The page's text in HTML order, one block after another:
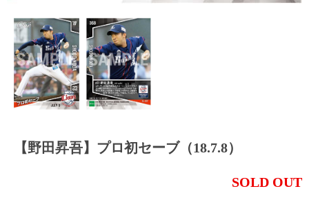
【野田昇吾】プロ初セーブ（18.7.8）
SOLD OUT